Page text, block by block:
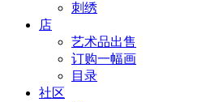
刺绣
店
艺术品出售
订购一幅画
目录
社区